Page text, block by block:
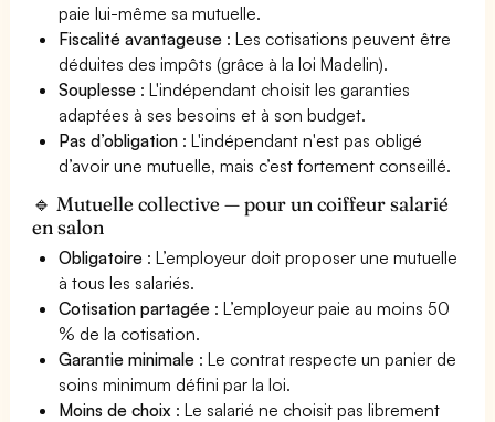
paie lui-même sa mutuelle.
Fiscalité avantageuse : Les cotisations peuvent être
déduites des impôts (grâce à la loi Madelin).
Souplesse : L'indépendant choisit les garanties
adaptées à ses besoins et à son budget.
Pas d’obligation : L'indépendant n'est pas obligé
d’avoir une mutuelle, mais c’est fortement conseillé.
🔹 Mutuelle collective — pour un coiffeur salarié
en salon
Obligatoire : L’employeur doit proposer une mutuelle
à tous les salariés.
Cotisation partagée : L’employeur paie au moins 50
% de la cotisation.
Garantie minimale : Le contrat respecte un panier de
soins minimum défini par la loi.
Moins de choix : Le salarié ne choisit pas librement